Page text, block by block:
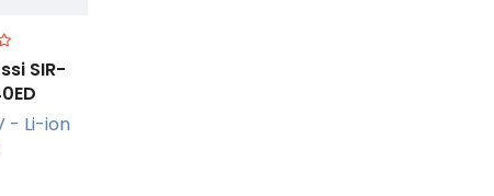
+
SIR-
- Li-ion